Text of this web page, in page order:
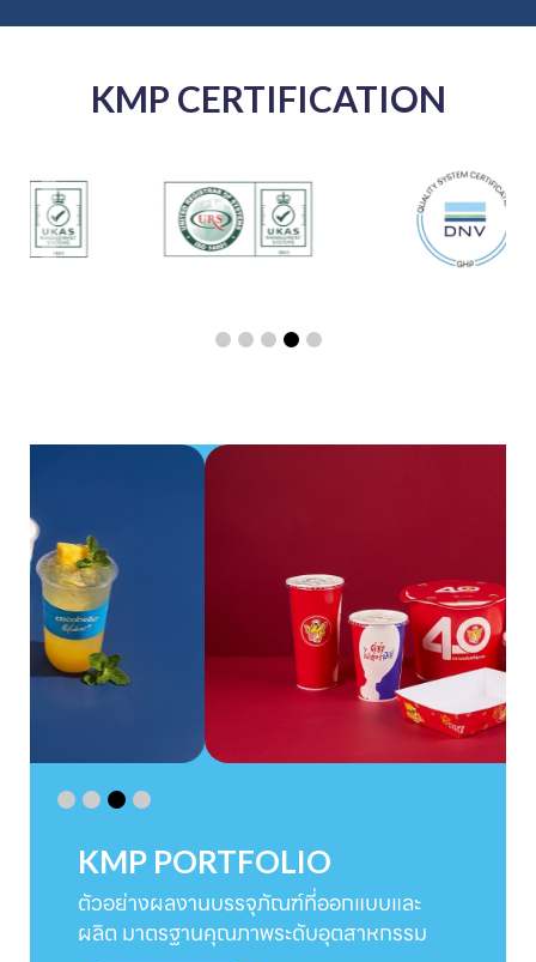
KMP CERTIFICATION
KMP PORTFOLIO
ตัวอย่างผลงานบรรจุภัณฑ์ที่ออกแบบและ
ผลิต มาตรฐานคุณภาพระดับอุตสาหกรรม